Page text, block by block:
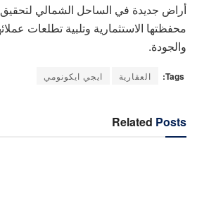
أراض جديدة في الساحل الشمالي
محفظتها الاستثمارية وتلبية تطلعات
والجودة.
Tags: العقارية ايجي ايكونومي
Related Posts